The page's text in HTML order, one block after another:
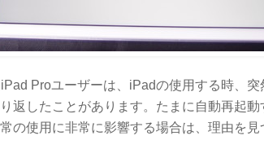
Proユーザーは、iPadの使用する時、
返したことがあります。たまに自動再起
の使用に非常に影響する場合は、理由を